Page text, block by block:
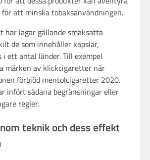
att minska tobaksanvändningen.
har lagar gällande smaksatta
de som innehåller kapslar,
ett antal länder. Till exempel
märken av klickcigaretter när
förbjöd mentolcigaretter 2020.
infört sådana begränsningar eller
regler.
teknik och dess effekt